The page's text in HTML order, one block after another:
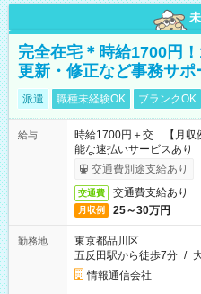
完全在宅＊時給1700円
更新・修正など事務サポ
派遣 職種未経験OK ブランクOK
給与
時給1700円＋交 【月収
能な速払いサービスあり
交通費別途支給あり
交通費 交通費支給あり
月収例 25～30万円
勤務地
東京都品川区
五反田駅から徒歩7分 /
情報通信会社